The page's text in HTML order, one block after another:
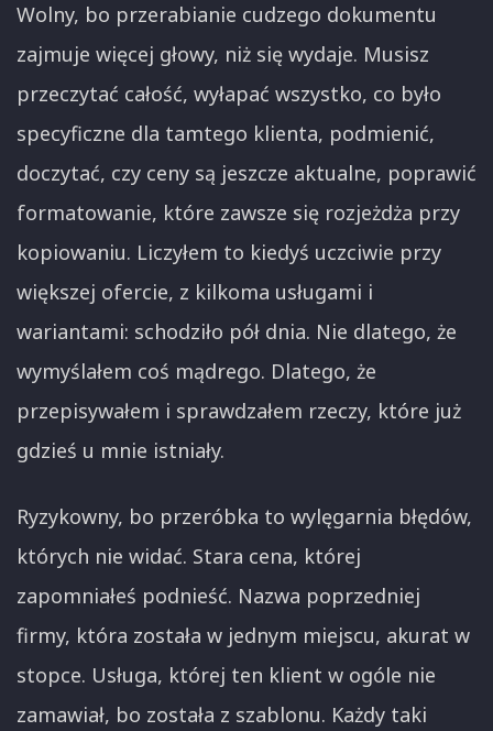
Wolny, bo przerabianie cudzego dokumentu
zajmuje więcej głowy, niż się wydaje. Musisz
przeczytać całość, wyłapać wszystko, co było
specyficzne dla tamtego klienta, podmienić,
doczytać, czy ceny są jeszcze aktualne, poprawić
formatowanie, które zawsze się rozjeżdża przy
kopiowaniu. Liczyłem to kiedyś uczciwie przy
większej ofercie, z kilkoma usługami i
wariantami: schodziło pół dnia. Nie dlatego, że
wymyślałem coś mądrego. Dlatego, że
przepisywałem i sprawdzałem rzeczy, które już
gdzieś u mnie istniały.
Ryzykowny, bo przeróbka to wylęgarnia błędów,
których nie widać. Stara cena, której
zapomniałeś podnieść. Nazwa poprzedniej
firmy, która została w jednym miejscu, akurat w
stopce. Usługa, której ten klient w ogóle nie
zamawiał, bo została z szablonu. Każdy taki